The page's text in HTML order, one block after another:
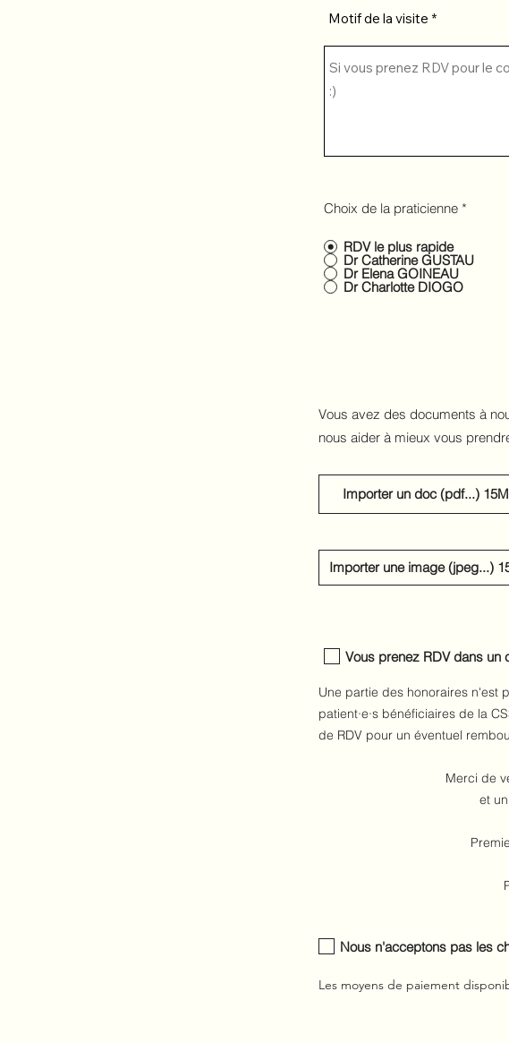
Motif de la visite
Choix de la praticienne *
RDV le plus rapide
Dr Catherine GUSTAU
Dr Elena GOINEAU
Dr Charlotte DIOGO
Vous avez des documents à
nous aider à mieux vous
Importer un doc (pdf...)
Importer une image (jpeg...)
Vous prenez RDV dans un
Une partie des honoraires n'est
patient·e·s bénéficiaires de la
de RDV pour un éventuel
Merci de
et un
Nous n'acceptons pas les
Les moyens de paiement